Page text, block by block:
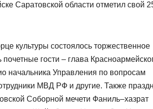
Саратовской области отметил свой
культуры состоялось торжественное
гости – глава
начальника Управления по вопросам
МВД РФ и другие. Также
Соборной мечети Фаниль–хазрат